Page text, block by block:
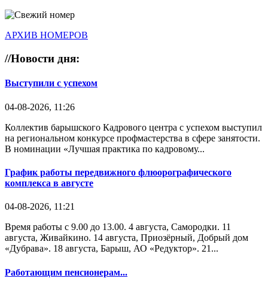
АРХИВ НОМЕРОВ
//Новости дня:
Выступили с успехом
04-08-2026, 11:26
Коллектив барышского Кадрового центра с успехом выступил
на региональном конкурсе профмастерства в сфере занятости.
В номинации «Лучшая практика по кадровому...
График работы передвижного флюорографического
комплекса в августе
04-08-2026, 11:21
Время работы с 9.00 до 13.00. 4 августа, Самородки. 11
августа, Живайкино. 14 августа, Приозёрный, Добрый дом
«Дубрава». 18 августа, Барыш, АО «Редуктор». 21...
Работающим пенсионерам...